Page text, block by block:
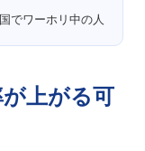
でワーホリ中の人
上がる可